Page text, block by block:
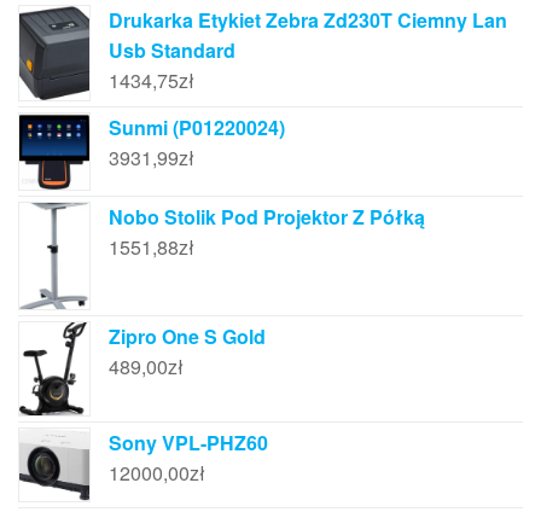
Drukarka Etykiet Zebra Zd230T Ciemny Lan
Usb Standard
1434,75zł
Sunmi (P01220024)
3931,99zł
Nobo Stolik Pod Projektor Z Półką
1551,88zł
Zipro One S Gold
489,00zł
Sony VPL-PHZ60
12000,00zł